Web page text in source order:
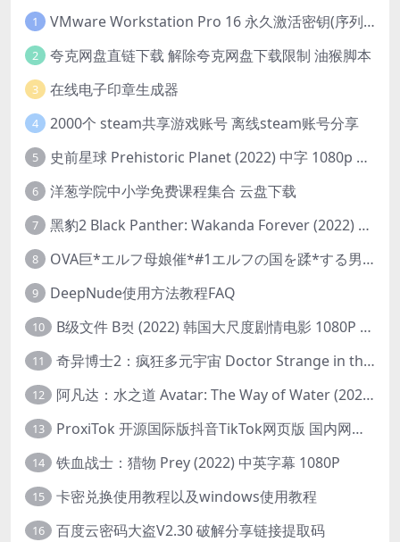
1 VMware Workstation Pro 16 永久激活密钥(序列号)
2 夸克网盘直链下载 解除夸克网盘下载限制 油猴脚本
3 在线电子印章生成器
4 2000个 steam共享游戏账号 离线steam账号分享
5 史前星球 Prehistoric Planet (2022) 中字 1080p 高清 阿里云盘 2022.5.27已更新全集
6 洋葱学院中小学免费课程集合 云盘下载
7 黑豹2 Black Panther: Wakanda Forever (2022) 高清版
8 OVA巨*エルフ母娘催*#1エルフの国を蹂*する男。汚された女王と姫
9 DeepNude使用方法教程FAQ
10 B级文件 B컷 (2022) 韩国大尺度剧情电影 1080P 中字
11 奇异博士2：疯狂多元宇宙 Doctor Strange in the Multiverse of Madness (2022) 高清版1080p
12 阿凡达：水之道 Avatar: The Way of Water (2022) 1080p 2k 4k 中文字幕
13 ProxiTok 开源国际版抖音TikTok网页版 国内网络直连
14 铁血战士：猎物 Prey (2022) 中英字幕 1080P
15 卡密兑换使用教程以及windows使用教程
16 百度云密码大盗V2.30 破解分享链接提取码